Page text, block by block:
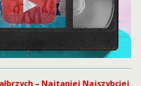
– Najtaniej Najszybciej